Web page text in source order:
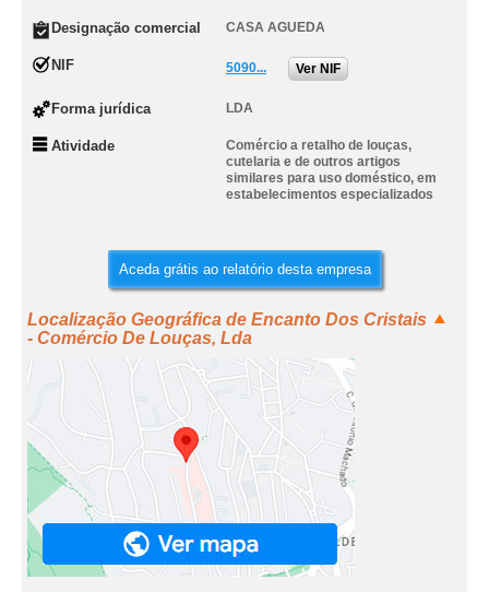
Designação comercial CASA AGUEDA
NIF 5090... Ver NIF
Forma jurídica LDA
Atividade
Comércio a retalho de louças,
cutelaria e de outros artigos
similares para uso doméstico, em
estabelecimentos especializados
Aceda grátis ao relatório desta empresa
Localização Geográfica de Encanto Dos Cristais
- Comércio De Louças, Lda